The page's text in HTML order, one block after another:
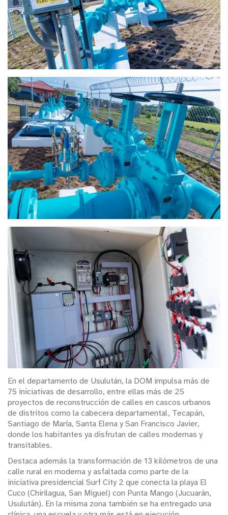
En el departamento de Usulután, la DOM impulsa más de
75 iniciativas de desarrollo, entre ellas más de 25
proyectos de reconstrucción de calles en cascos urbanos
de distritos como la cabecera departamental, Tecapán,
Santiago de María, Santa Elena y San Francisco Javier,
donde los habitantes ya disfrutan de calles modernas y
transitables.
Destaca además la transformación de 13 kilómetros de una
calle rural en moderna y asfaltada como parte de la
iniciativa presidencial Surf City 2 que conecta la playa El
Cuco (Chirilagua, San Miguel) con Punta Mango (Jucuarán,
Usulután). En la misma zona también se ha entregado una